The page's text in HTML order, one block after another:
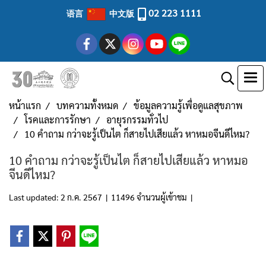
语言 中文版 02 223 1111
หน้าแรก บทความทั้งหมด
ข้อมูลความรู้เพื่อดูแลสุขภาพ
โรคและการรักษา
อายุรกรรมทั่วไป
10 คำถาม กว่าจะรู้เป็นไต ก็สายไปเสียแล้ว หาหมอจีนดีไหม?
10 คำถาม กว่าจะรู้เป็นไต ก็สายไปเสียแล้ว หาหมอ
จีนดีไหม?
Last updated: 2 ก.ค. 2567 | 11496 จำนวนผู้เข้าชม |